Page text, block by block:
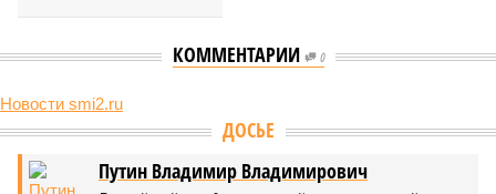
КОММЕНТАРИИ 0
Новости smi2.ru
В нескольких станциях от уже сданного
«Сказочного леса» пайщики ЖК «Станция Л» продолжают ждать от
компании Capital Group начала реальной достройки